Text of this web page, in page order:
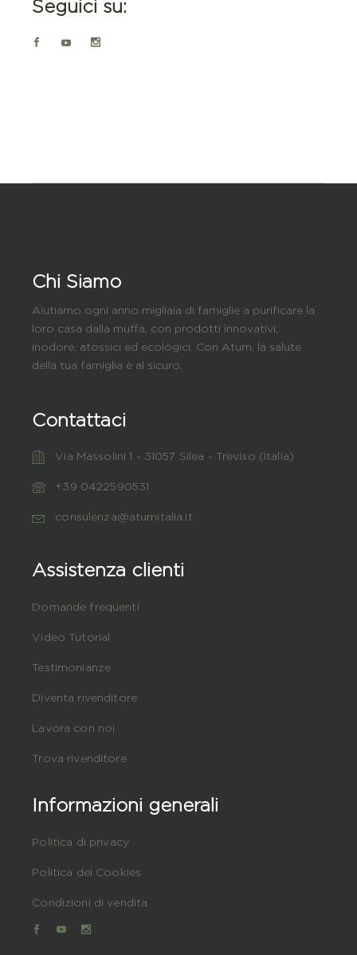
Seguici su:
Chi Siamo
Aiutiamo ogni anno migliaia di famiglie a purificare la
loro casa dalla muffa, con prodotti innovativi,
inodore, atossici ed ecologici. Con Atum, la salute
della tua famiglia è al sicuro.
Contattaci
Via Massolini 1 - 31057 Silea - Treviso (Italia)
+39 0422590531
consulenza@atumitalia.it
Assistenza clienti
Domande frequenti
Video Tutorial
Testimonianze
Diventa rivenditore
Lavora con noi
Trova rivenditore
Informazioni generali
Politica di privacy
Politica dei Cookies
Condizioni di vendita